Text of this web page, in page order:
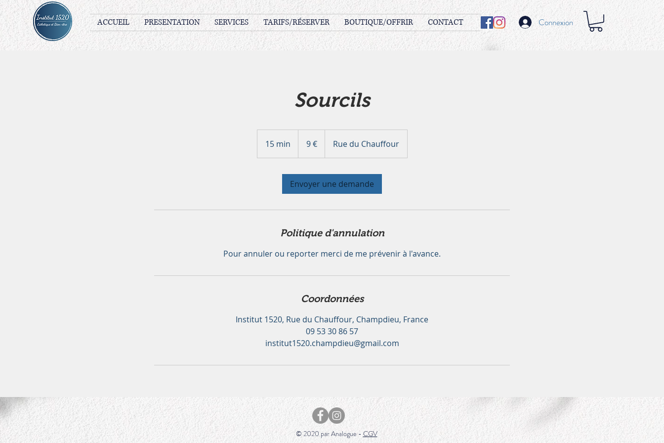
ACCUEIL PRESENTATION SERVICES TARIFS/RÉSERVER BOUTIQUE/OFFRIR CONTACT Connexion
Sourcils
15 min
5
i
n
9 € Rue du Chauffour
Envoyer une demande
Politique d'annulation
Pour annuler ou reporter merci de me prévenir à l'avance.
Coordonnées
Institut 1520, Rue du Chauffour, Champdieu, France
09 53 30 86 57
institut1520.champdieu@gmail.com
© 2020 par Analogue - CGV